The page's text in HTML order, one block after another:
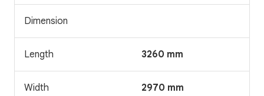
Dimension
Length 3260 mm
Width 2970 mm